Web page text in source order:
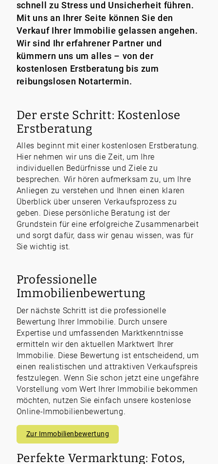
schnell zu Stress und Unsicherheit führen.
Mit uns an Ihrer Seite können Sie den
Verkauf Ihrer Immobilie gelassen angehen.
Wir sind Ihr erfahrener Partner und
kümmern uns um alles – von der
kostenlosen Erstberatung bis zum
reibungslosen Notartermin.
Der erste Schritt: Kostenlose
Erstberatung
Alles beginnt mit einer kostenlosen Erstberatung.
Hier nehmen wir uns die Zeit, um Ihre
individuellen Bedürfnisse und Ziele zu
besprechen. Wir hören aufmerksam zu, um Ihre
Anliegen zu verstehen und Ihnen einen klaren
Überblick über unseren Verkaufsprozess zu
geben. Diese persönliche Beratung ist der
Grundstein für eine erfolgreiche Zusammenarbeit
und sorgt dafür, dass wir genau wissen, was für
Sie wichtig ist.
Professionelle
Immobilienbewertung
Der nächste Schritt ist die professionelle
Bewertung Ihrer Immobilie. Durch unsere
Expertise und umfassenden Marktkenntnisse
ermitteln wir den aktuellen Marktwert Ihrer
Immobilie. Diese Bewertung ist entscheidend, um
einen realistischen und attraktiven Verkaufspreis
festzulegen. Wenn Sie schon jetzt eine ungefähre
Vorstellung vom Wert Ihrer Immobilie bekommen
möchten, nutzen Sie einfach unsere kostenlose
Online-Immobilienbewertung.
Zur Immobilienbewertung
Perfekte Vermarktung: Fotos,